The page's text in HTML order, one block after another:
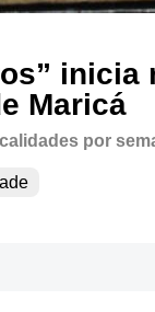
inicia
Maricá
por